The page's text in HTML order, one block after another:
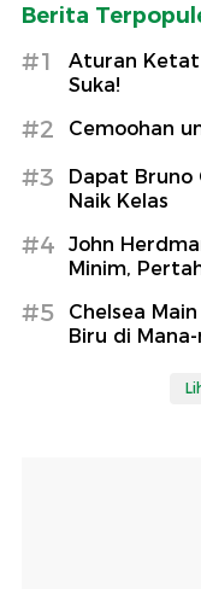
Berita
#1
Aturan Ketat
Suka!
#2 Cemoohan
#3
Dapat Bruno
Naik Kelas
#4
John
Minim,
#5
Chelsea
Biru di